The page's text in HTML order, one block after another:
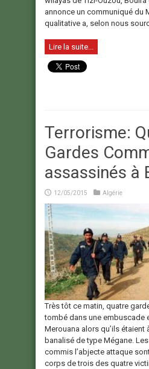
annonce un communiqué du
qualitative a, selon nous
Lire la suite...
Terrorisme:
Gardes
assassinés à
12/05/2015 Algérie
Très tôt ce matin, quatre
tombé dans une embuscade
Merouana alors qu’ils étaient
banalisé de type Mégane.
commis l’abjecte attaque
corps de trois des quatre